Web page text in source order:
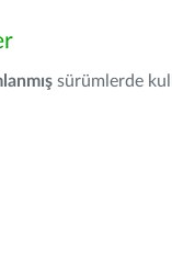
sürümlerde